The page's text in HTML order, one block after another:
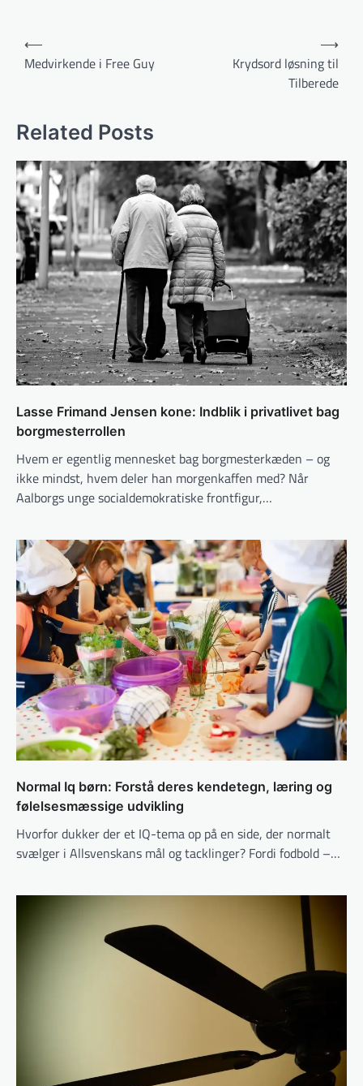
Indlægsnavigation
⟵
Medvirkende i Free Guy
Krydsord løsning til
Tilberede
⟶
Related Posts
Lasse Frimand Jensen kone: Indblik i privatlivet bag
borgmesterrollen
Hvem er egentlig mennesket bag borgmesterkæden – og
ikke mindst, hvem deler han morgenkaffen med? Når
Aalborgs unge socialdemokratiske frontfigur,…
Normal Iq børn: Forstå deres kendetegn, læring og
følelsesmæssige udvikling
Hvorfor dukker der et IQ-tema op på en side, der normalt
svælger i Allsvenskans mål og tacklinger? Fordi fodbold –…